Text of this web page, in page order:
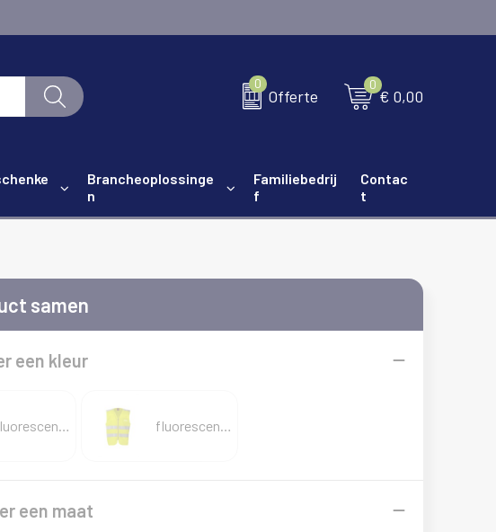
0
Offerte
0
€ 0,00
Brancheoplossinge
n
Familiebedrij
f
Contac
t
samen
een kleur
fluorescent orange fluorescent yellow
een maat